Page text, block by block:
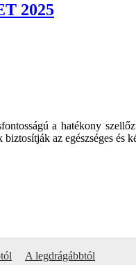
2025
a hatékony
az egészséges és
A legdrágábbtól